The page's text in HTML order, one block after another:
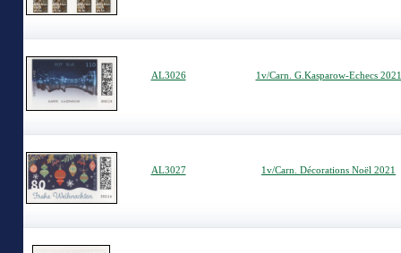
AL3026 1v/Carn. G.Kasparow-Echecs 2021
AL3027 1v/Carn. Décorations Noël 2021